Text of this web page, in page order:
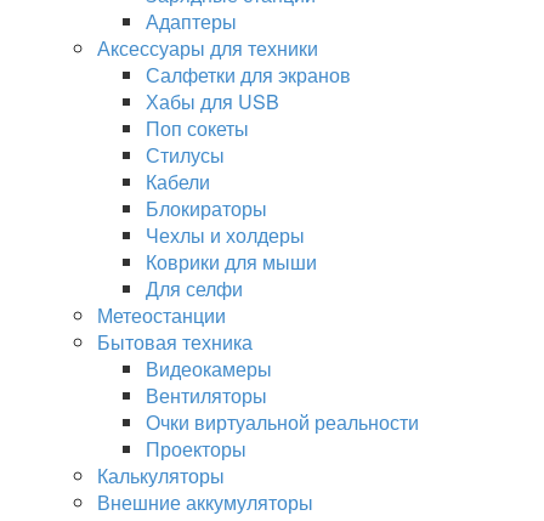
Адаптеры
Аксессуары для техники
Салфетки для экранов
Хабы для USB
Поп сокеты
Стилусы
Кабели
Блокираторы
Чехлы и холдеры
Коврики для мыши
Для селфи
Метеостанции
Бытовая техника
Видеокамеры
Вентиляторы
Очки виртуальной реальности
Проекторы
Калькуляторы
Внешние аккумуляторы